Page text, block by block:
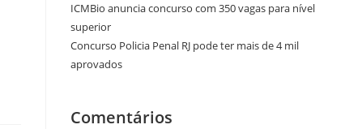
ICMBio anuncia concurso com 350 vagas para nível
superior
Concurso Policia Penal RJ pode ter mais de 4 mil
aprovados
Comentários